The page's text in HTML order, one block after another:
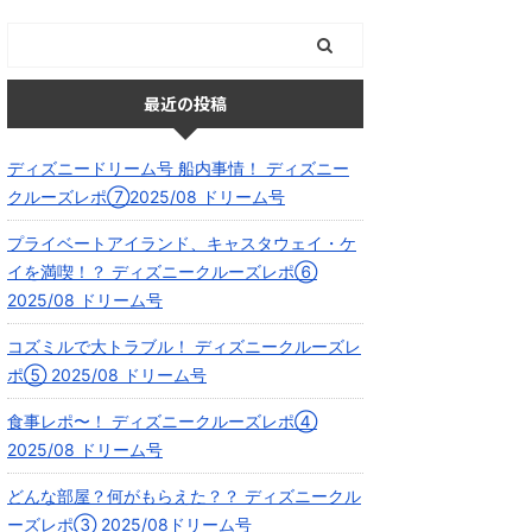
最近の投稿
ディズニードリーム号 船内事情！ ディズニー
クルーズレポ⑦2025/08 ドリーム号
プライベートアイランド、キャスタウェイ・ケ
イを満喫！？ ディズニークルーズレポ⑥
2025/08 ドリーム号
コズミルで大トラブル！ ディズニークルーズレ
ポ⑤ 2025/08 ドリーム号
食事レポ〜！ ディズニークルーズレポ④
2025/08 ドリーム号
どんな部屋？何がもらえた？？ ディズニークル
ーズレポ③ 2025/08ドリーム号